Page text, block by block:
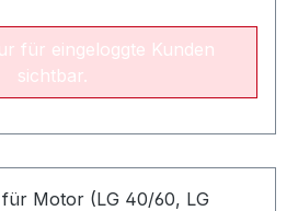
für eingeloggte Kunden
sichtbar.